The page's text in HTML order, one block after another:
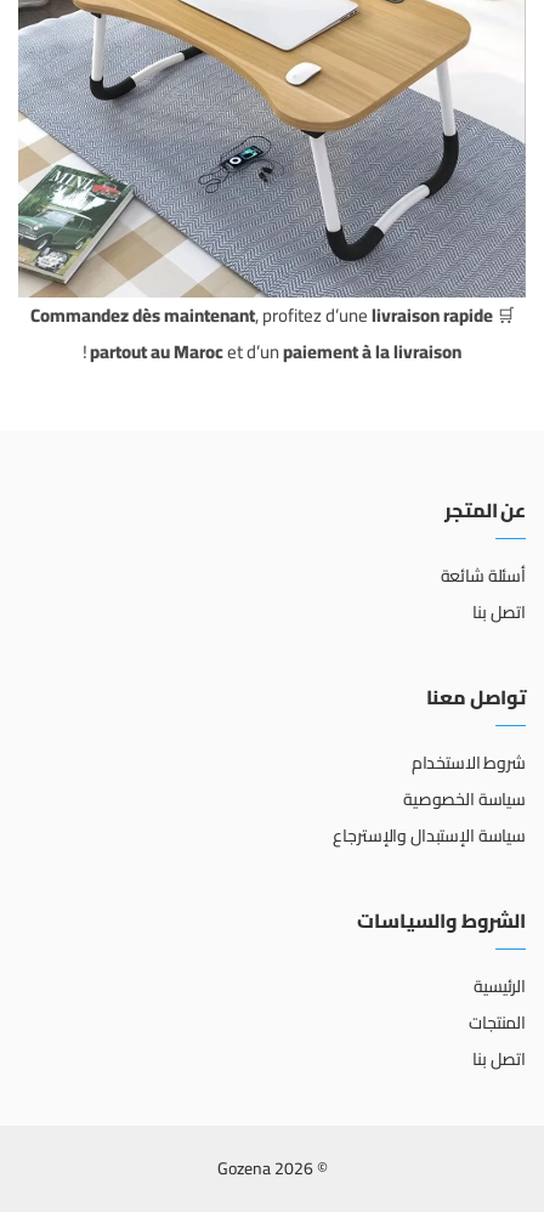
🛒
Commandez dès maintenant, profitez d’unelivraison rapide
partout au Marocet d’unpaiement à la livraison
!
عن المتجر
أسئلة شائعة
اتصل بنا
تواصل معنا
شروط الاستخدام
سياسة الخصوصية
سياسة الإستبدال والإسترجاع
الشروط والسياسات
الرئيسية
المنتجات
اتصل بنا
© 2026 Gozena